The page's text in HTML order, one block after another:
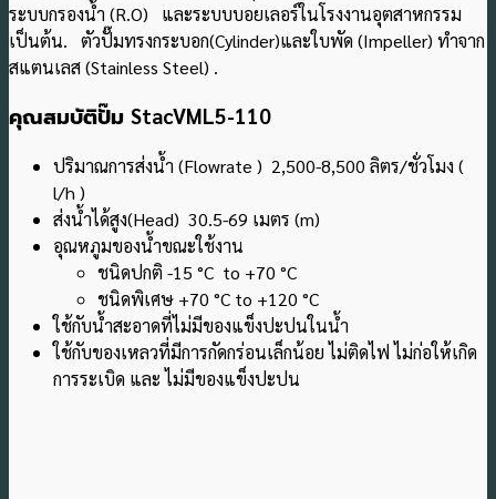
ระบบกรองน้ํา (R.O) และระบบบอยเลอร์ในโรงงานอุตสาหกรรม
เป็นต้น.
ตัวปั๊มทรงกระบอก(Cylinder)และใบพัด (Impeller) ทำจาก
สแตนเลส (Stainless Steel) .
คุณสมบัติปั๊ม StacVML5-110
ปริมาณการส่งน้ำ (Flowrate ) 2,500-8,500 ลิตร/ชั่วโมง (
l/h )
ส่งน้ำได้สูง(Head) 30.5-69 เมตร (m)
อุณหภูมของน้ำขณะใช้งาน
ชนิดปกติ -15 °C to +70 °C
ชนิดพิเศษ +70 °C to +120 °C
ใช้กับน้ำสะอาดที่ไม่มีของแข็งปะปนในน้ำ
ใช้กับของเหลวที่มีการกัดกร่อนเล็กน้อย ไม่ติดไฟ ไม่ก่อให้เกิด
การระเบิด และ ไม่มีของแข็งปะปน